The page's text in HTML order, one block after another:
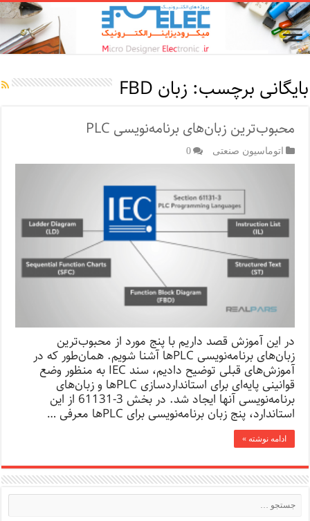
بایگانی برچسب: زبان FBD
محبوب‌ترین زبان‌های برنامه‌نویسی PLC
اتوماسیون صنعتی 0
در این آموزش قصد داریم با پنج مورد از محبوب‌ترین
زبان‌های برنامه‌نویسی PLCها آشنا شویم. همان‌طور که در
آموزش‌های قبلی توضیح دادیم، سند IEC به منظور وضع
قوانینی پایه‌ای برای استانداردسازی PLC‌ها و زبان‌های
برنامه‌نویسی آنها ایجاد شد. در بخش 3-61131 از این
استاندارد، پنج زبان برنامه‌نویسی برای PLC‌ها معرفی …
ادامه نوشته »